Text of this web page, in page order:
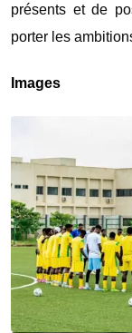
présents et de
porter les
Images